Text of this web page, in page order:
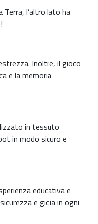
l’altro lato ha
Inoltre, il gioco
e la memoria
in tessuto
in modo sicuro e
educativa e
e gioia in ogni